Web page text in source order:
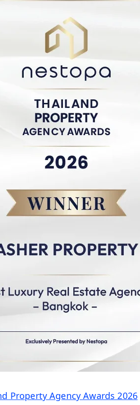
Property Agency Awards 2026